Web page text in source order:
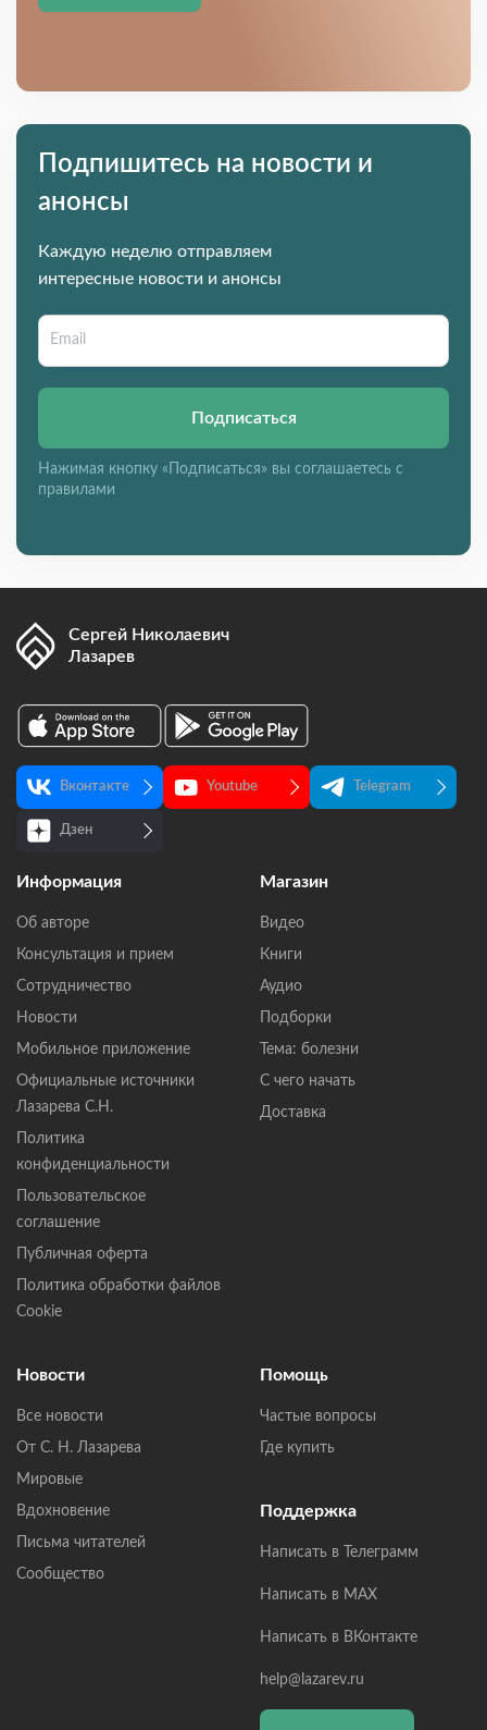
Подпишитесь на новости и
анонсы
Каждую неделю отправляем
интересные новости и анонсы
Подписаться
Нажимая кнопку «Подписаться» вы соглашаетесь с
правилами
Сергей Николаевич
Лазарев
Вконтакте Youtube Telegram
Дзен
Информация
Об авторе
Консультация и прием
Сотрудничество
Новости
Мобильное приложение
Официальные источники
Лазарева С.Н.
Политика
конфиденциальности
Пользовательское
соглашение
Публичная оферта
Политика обработки файлов
Cookie
Магазин
Видео
Книги
Аудио
Подборки
Тема: болезни
С чего начать
Доставка
Новости
Все новости
От С. Н. Лазарева
Мировые
Вдохновение
Письма читателей
Сообщество
Помощь
Частые вопросы
Где купить
Поддержка
Написать в Телеграмм
Написать в MAX
Написать в ВКонтакте
help@lazarev.ru